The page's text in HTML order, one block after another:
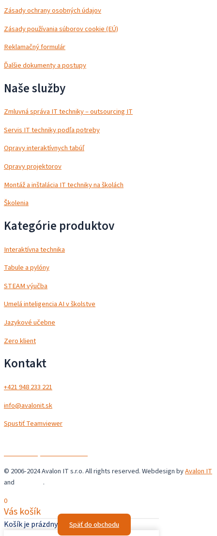
Zásady ochrany osobných údajov
Zásady používania súborov cookie (EÚ)
Reklamačný formulár
Ďalšie dokumenty a postupy
Naše služby
Zmluvná správa IT techniky – outsourcing IT
Servis IT techniky podľa potreby
Opravy interaktívnych tabúľ
Opravy projektorov
Montáž a inštalácia IT techniky na školách
Školenia
Kategórie produktov
Interaktívna technika
Tabule a pylóny
STEAM výučba
Umelá inteligencia AI v školstve
Jazykové učebne
Zero klient
Kontakt
+421 948 233 221
info@avalonit.sk
Spustiť Teamviewer
© 2006-2024 Avalon IT s.r.o. All rights reserved. Webdesign byAvalon IT
and
.
0
Vás košík
Košík je prázdny Späť do obchodu